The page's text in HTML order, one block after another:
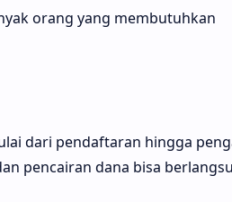
orang yang membutuhkan
dari pendaftaran hingga
pencairan dana bisa